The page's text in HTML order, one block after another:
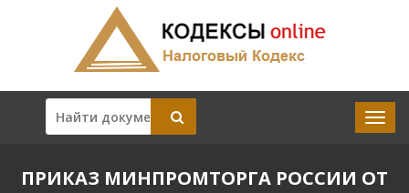
ПРИКАЗ МИНПРОМТОРГА РОССИИ ОТ